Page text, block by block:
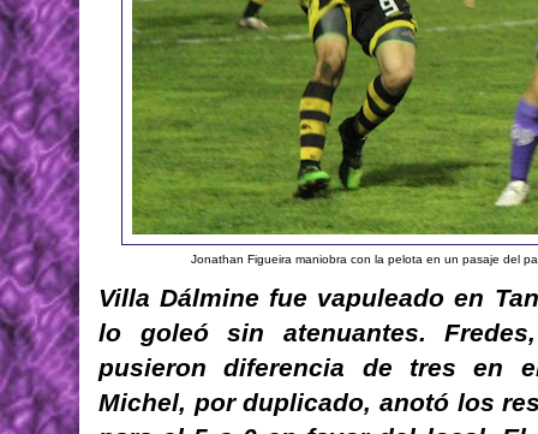
Jonathan Figueira maniobra con la pelota en un pasaje del
Villa Dálmine fue vapuleado en
lo goleó sin atenuantes.
pusieron diferencia de tres en
Michel, por duplicado, anotó los